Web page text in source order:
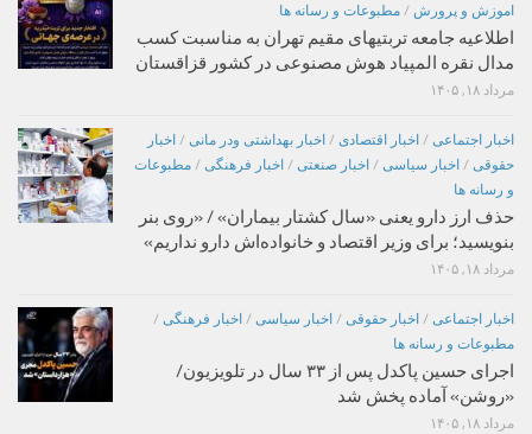
اموزش و پرورش / مطبوعات و رسانه ها
اطلاعیه جامعه تربتیهای مقیم تهران به مناسبت کسب
مدال نقره المپیاد هوش مصنوعی در کشور قزاقستان
مرداد ۱۸, ۱۴۰۵
اخبار اجتماعی / اخبار اقتصادی / اخبار بهداشتی ودر مانی / اخبار
حقوقی / اخبار سیاسی / اخبار صنعتی / اخبار فرهنگی / مطبوعات
و رسانه ها
حذف ارز دارو یعنی «سال کشتار بیماران» / «روی بنر
بنویسید؛ برای وزیر اقتصاد و خانواده‌اش دارو نداریم»
مرداد ۱۸, ۱۴۰۵
اخبار اجتماعی / اخبار حقوقی / اخبار سیاسی / اخبار فرهنگی /
مطبوعات و رسانه ها
اجرای حسین پاکدل پس از ۳۳ سال در تلویزیون/
«روشن» آماده پخش شد
مرداد ۱۸, ۱۴۰۵